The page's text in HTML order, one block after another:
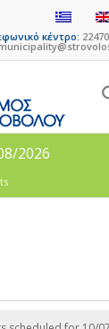
κέντρο:
2026